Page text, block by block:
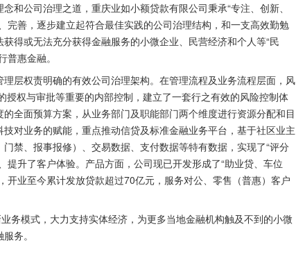
和公司治理之道，重庆业如小额贷款有限公司秉承“专注、创新、
完善，逐步建立起符合最佳实践的公司治理结构，和一支高效勤勉
得或无法充分获得金融服务的小微企业、民营经济和个人等“民
惠金融。
层权责明确的有效公司治理架构。在管理流程及业务流程层面，风
授权与审批等重要的内部控制，建立了一套行之有效的风险控制体
全面预算方案，从业务部门及职能部门两个维度进行资源分配和目
对业务的赋能，重点推动信贷及标准金融业务平台，基于社区业主
禁、报事报修）、交易数据、支付数据等特有数据，实现了“评分
升了客户体验。产品方面，公司现已开发形成了“助业贷、车位
开业至今累计发放贷款超过70亿元，服务对公、零售（普惠）客户
务模式，大力支持实体经济，为更多当地金融机构触及不到的小微
务。